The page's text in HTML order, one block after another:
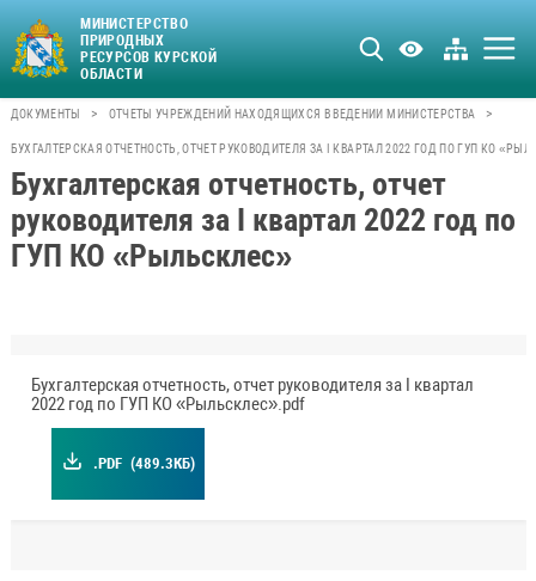
МИНИСТЕРСТВО
ПРИРОДНЫХ
РЕСУРСОВ КУРСКОЙ
ОБЛАСТИ
ДОКУМЕНТЫ > ОТЧЕТЫ УЧРЕЖДЕНИЙ НАХОДЯЩИХСЯ В ВЕДЕНИИ МИНИСТЕРСТВА >
БУХГАЛТЕРСКАЯ ОТЧЕТНОСТЬ, ОТЧЕТ РУКОВОДИТЕЛЯ ЗА I КВАРТАЛ 2022 ГОД ПО ГУП КО
Бухгалтерская отчетность, отчет
руководителя за I квартал 2022 год по
ГУП КО «Рыльсклес»
Бухгалтерская отчетность, отчет руководителя за I квартал
2022 год по ГУП КО «Рыльсклес».pdf
.PDF (489.3КБ)